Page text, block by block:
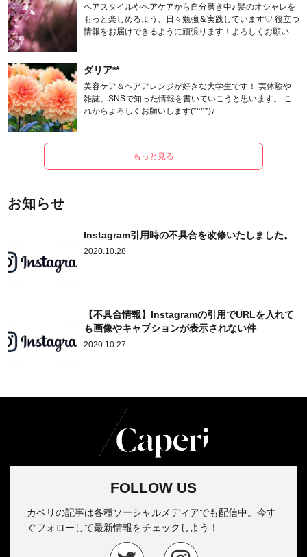
ヘアスタイルやヘアケアから自分磨き中♪ 髪のオシャレを
もっと楽しめるよう、日々勉強＆実践しています♡ 役立つ
情報をお届けできるように頑張ります！よろしくお願いし
ダリア**
美容ケア＆ヘアアレンジが好きな大学生です！ 実体験や
雑誌、SNSで知った情報を書いていこうと思います。 こ
れからよろしくお願いします(*^^*)♪
もっと見る
お知らせ
Instagram引用時の不具合を改修いたしました。
2020.10.28
【不具合情報】Instagramの引用でURLを入れて
も画像やキャプションが表示されない件
2020.10.27
FOLLOW US
カペリの記事は各種ソーシャルメディアでも配信中。今す
ぐフォローして最新情報をチェックしよう！